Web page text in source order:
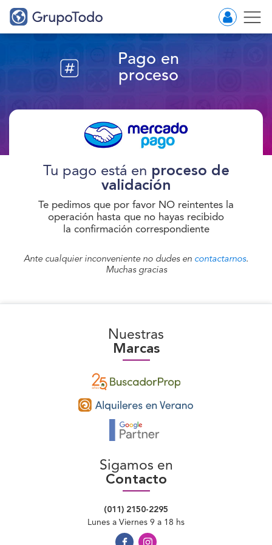
Pago en
proceso
Tu pago está en proceso de
validación
Te pedimos que por favor NO reintentes la
operación hasta que no hayas recibido
la confirmación correspondiente
Ante cualquier inconveniente no dudes en contactarnos.
Muchas gracias
Nuestras
Marcas
Sigamos en
Contacto
(011) 2150-2295
Lunes a Viernes 9 a 18 hs